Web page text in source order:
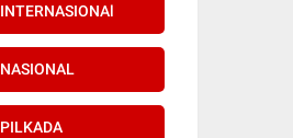
INTERNASIONAl
NASIONAL
PILKADA